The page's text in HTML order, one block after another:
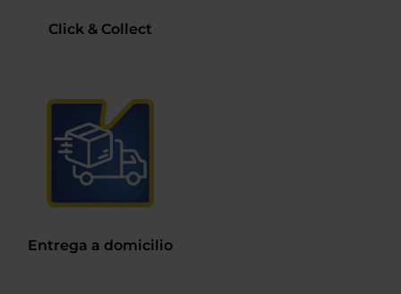
Click & Collect
Entrega a domicilio